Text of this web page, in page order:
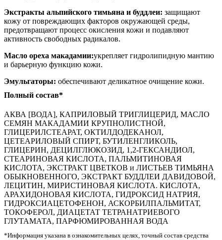
Экстракты альпийского тимьяна и буддлеи: защищают
кожу от повреждающих факторов окружающей среды,
предотвращают процесс окисления кожи и подавляют
активность свободных радикалов.
Масло ореха макадамии:укрепляет гидролипидную мантию
и барьерную функцию кожи.
Эмульгаторы: обеспечивают деликатное очищение кожи.
Полный состав*
АКВА [ВОДА], КАПРИЛОВЫЙ ТРИГЛИЦЕРИД, МАСЛО
СЕМЯН МАКАДАМИИ КРУПНОЛИСТНОЙ,
ГЛИЦЕРИЛСТЕАРАТ, ОКТИЛДОДЕКАНОЛ,
ЦЕТЕАРИЛОВЫЙ СПИРТ, БУТИЛЕНГЛИКОЛЬ,
ГЛИЦЕРИН, ДЕЦИЛГЛЮКОЗИД, 1,2-ГЕКСАНДИОЛ,
СТЕАРИНОВАЯ КИСЛОТА, ПАЛЬМИТИНОВАЯ
КИСЛОТА, ЭКСТРАКТ ЦВЕТКОВ и ЛИСТЬЕВ ТИМЬЯНА
ОБЫКНОВЕННОГО, ЭКСТРАКТ БУДДЛЕИ ДАВИДОВОЙ,
ЛЕЦИТИН, МИРИСТИНОВАЯ КИСЛОТА. КИСЛОТА,
АРАХИДОНОВАЯ КИСЛОТА, ГИДРОКСИД НАТРИЯ,
ГИДРОКСИАЦЕТОФЕНОН, АСКОРБИЛПАЛЬМИТАТ,
ТОКОФЕРОЛ, ДИАЦЕТАТ ТЕТРАНАТРИЕВОГО
ГЛУТАМАТА, ПАРФЮМИРОВАННАЯ ВОДА
*Информация указана в ознакомительных целях, точный состав средства